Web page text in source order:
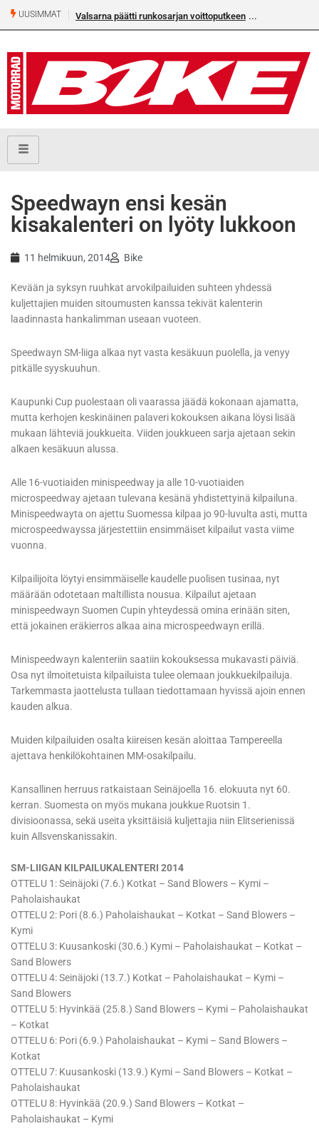
UUSIMMAT Valsarna päätti runkosarjan voittoputkeen
Speedwayn ensi kesän
kisakalenteri on lyöty lukkoon
11 helmikuun, 2014 Bike
Kevään ja syksyn ruuhkat arvokilpailuiden suhteen yhdessä
kuljettajien muiden sitoumusten kanssa tekivät kalenterin
laadinnasta hankalimman useaan vuoteen.
Speedwayn SM-liiga alkaa nyt vasta kesäkuun puolella, ja venyy
pitkälle syyskuuhun.
Kaupunki Cup puolestaan oli vaarassa jäädä kokonaan ajamatta,
mutta kerhojen keskinäinen palaveri kokouksen aikana löysi lisää
mukaan lähteviä joukkueita. Viiden joukkueen sarja ajetaan sekin
alkaen kesäkuun alussa.
Alle 16-vuotiaiden minispeedway ja alle 10-vuotiaiden
microspeedway ajetaan tulevana kesänä yhdistettyinä kilpailuna.
Minispeedwayta on ajettu Suomessa kilpaa jo 90-luvulta asti, mutta
microspeedwayssa järjestettiin ensimmäiset kilpailut vasta viime
vuonna.
Kilpailijoita löytyi ensimmäiselle kaudelle puolisen tusinaa, nyt
määrään odotetaan maltillista nousua. Kilpailut ajetaan
minispeedwayn Suomen Cupin yhteydessä omina erinään siten,
että jokainen eräkierros alkaa aina microspeedwayn erillä.
Minispeedwayn kalenteriin saatiin kokouksessa mukavasti päiviä.
Osa nyt ilmoitetuista kilpailuista tulee olemaan joukkuekilpailuja.
Tarkemmasta jaottelusta tullaan tiedottamaan hyvissä ajoin ennen
kauden alkua.
Muiden kilpailuiden osalta kiireisen kesän aloittaa Tampereella
ajettava henkilökohtainen MM-osakilpailu.
Kansallinen herruus ratkaistaan Seinäjoella 16. elokuuta nyt 60.
kerran. Suomesta on myös mukana joukkue Ruotsin 1.
divisioonassa, sekä useita yksittäisiä kuljettajia niin Elitserienissä
kuin Allsvenskanissakin.
SM-LIIGAN KILPAILUKALENTERI 2014
OTTELU 1: Seinäjoki (7.6.) Kotkat – Sand Blowers – Kymi –
Paholaishaukat
OTTELU 2: Pori (8.6.) Paholaishaukat – Kotkat – Sand Blowers –
Kymi
OTTELU 3: Kuusankoski (30.6.) Kymi – Paholaishaukat – Kotkat –
Sand Blowers
OTTELU 4: Seinäjoki (13.7.) Kotkat – Paholaishaukat – Kymi –
Sand Blowers
OTTELU 5: Hyvinkää (25.8.) Sand Blowers – Kymi – Paholaishaukat
– Kotkat
OTTELU 6: Pori (6.9.) Paholaishaukat – Kymi – Sand Blowers –
Kotkat
OTTELU 7: Kuusankoski (13.9.) Kymi – Sand Blowers – Kotkat –
Paholaishaukat
OTTELU 8: Hyvinkää (20.9.) Sand Blowers – Kotkat –
Paholaishaukat – Kymi